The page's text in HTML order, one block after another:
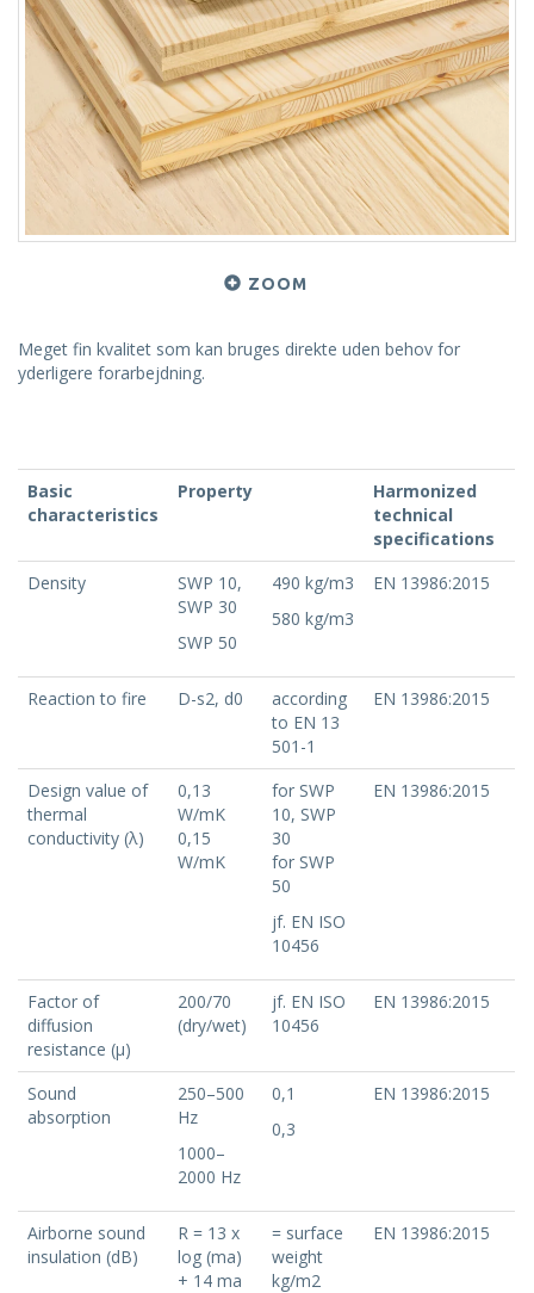
ZOOM
Meget fin kvalitet som kan bruges direkte uden behov for
yderligere forarbejdning.
Basic
characteristics
Property
Harmonized
technical
specifications
Density
SWP 10,
SWP 30
SWP 50
490 kg/m3
580 kg/m3
EN 13986:2015
Reaction to fire D-s2, d0
according
to EN 13
501-1
EN 13986:2015
Design value of
thermal
conductivity (λ)
0,13
W/mK
0,15
W/mK
for SWP
10, SWP
30
for SWP
50
jf. EN ISO
10456
EN 13986:2015
Factor of
diffusion
resistance (μ)
200/70
(dry/wet)
jf. EN ISO
10456
EN 13986:2015
Sound
absorption
250–500
Hz
1000–
2000 Hz
0,1
0,3
EN 13986:2015
Airborne sound
insulation (dB)
R = 13 x
log (ma)
+ 14 ma
= surface
weight
kg/m2
EN 13986:2015